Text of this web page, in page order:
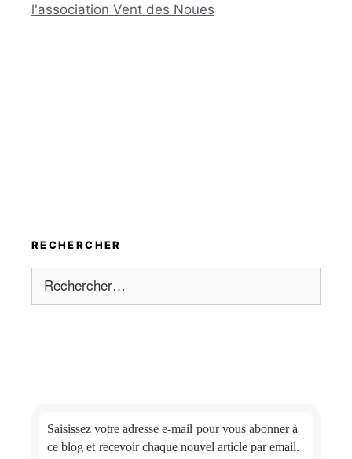
l'association Vent des Noues
RECHERCHER
Rechercher :
Saisissez votre adresse e-mail pour vous abonner à
ce blog et recevoir chaque nouvel article par email.